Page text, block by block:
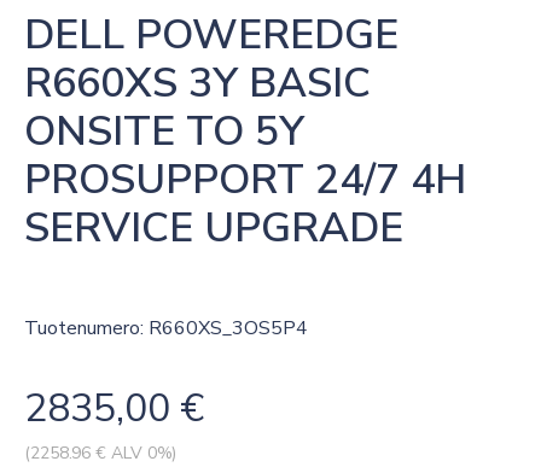
DELL POWEREDGE
R660XS 3Y BASIC
ONSITE TO 5Y
PROSUPPORT 24/7 4H
SERVICE UPGRADE
Tuotenumero: R660XS_3OS5P4
2835,00 €
(2258.96 € ALV 0%)